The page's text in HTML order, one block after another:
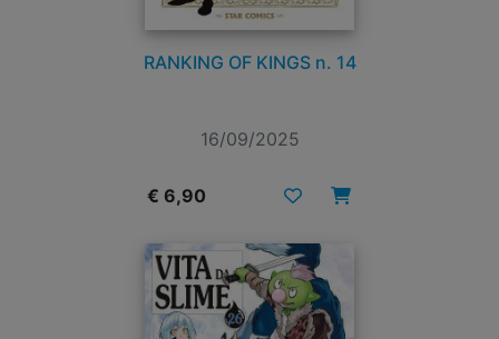
RANKING OF KINGS n. 14
16/09/2025
€ 6,90